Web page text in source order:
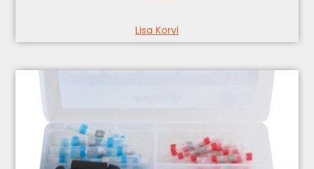
Lisa Korvi